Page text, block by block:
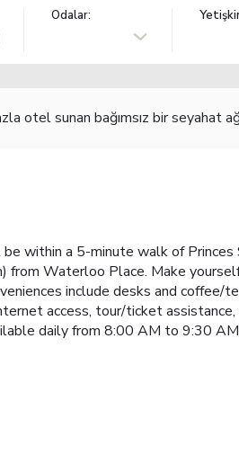
Odalar:
otel sunan bağımsız bir seyahat
within a 5-minute walk of
from Waterloo Place. Make
include desks and coffee/
access, tour/ticket
daily from 8:00 AM to 9:30